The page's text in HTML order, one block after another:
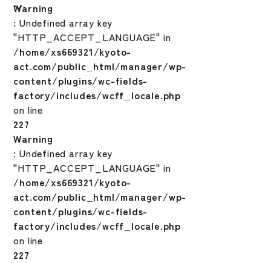
Warning
: Undefined array key
"HTTP_ACCEPT_LANGUAGE" in
/home/xs669321/kyoto-
act.com/public_html/manager/wp-
content/plugins/wc-fields-
factory/includes/wcff_locale.php
on line
227
Warning
: Undefined array key
"HTTP_ACCEPT_LANGUAGE" in
/home/xs669321/kyoto-
act.com/public_html/manager/wp-
content/plugins/wc-fields-
factory/includes/wcff_locale.php
on line
227